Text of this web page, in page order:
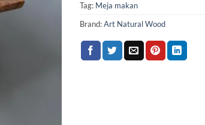
Tag: Meja makan
Brand:Art Natural Wood